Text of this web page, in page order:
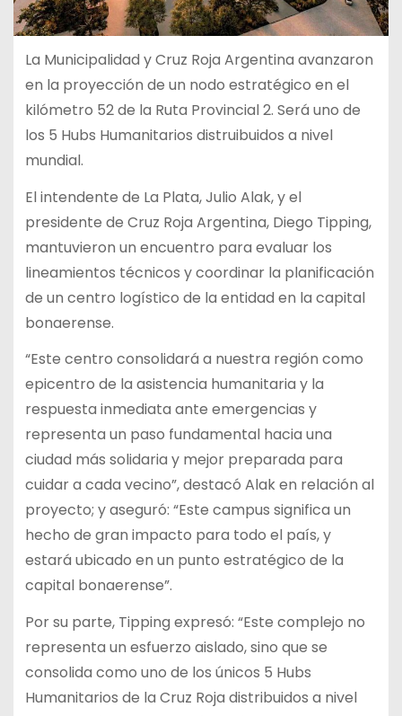
La Municipalidad y Cruz Roja Argentina avanzaron
en la proyección de un nodo estratégico en el
kilómetro 52 de la Ruta Provincial 2. Será uno de
los 5 Hubs Humanitarios distruibuidos a nivel
mundial.
El intendente de La Plata, Julio Alak, y el
presidente de Cruz Roja Argentina, Diego Tipping,
mantuvieron un encuentro para evaluar los
lineamientos técnicos y coordinar la planificación
de un centro logístico de la entidad en la capital
bonaerense.
“Este centro consolidará a nuestra región como
epicentro de la asistencia humanitaria y la
respuesta inmediata ante emergencias y
representa un paso fundamental hacia una
ciudad más solidaria y mejor preparada para
cuidar a cada vecino”, destacó Alak en relación al
proyecto; y aseguró: “Este campus significa un
hecho de gran impacto para todo el país, y
estará ubicado en un punto estratégico de la
capital bonaerense”.
Por su parte, Tipping expresó: “Este complejo no
representa un esfuerzo aislado, sino que se
consolida como uno de los únicos 5 Hubs
Humanitarios de la Cruz Roja distribuidos a nivel